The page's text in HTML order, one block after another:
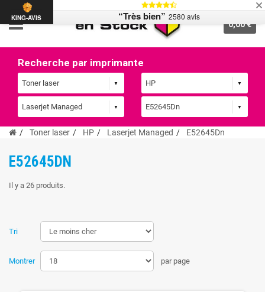
0,00 €
Recherche par imprimante
Toner laser HP Laserjet Managed E52645Dn
E52645DN
Il y a 26 produits.
Tri
Montrer par page
KING-AVIS “Très bien” 2580 avis